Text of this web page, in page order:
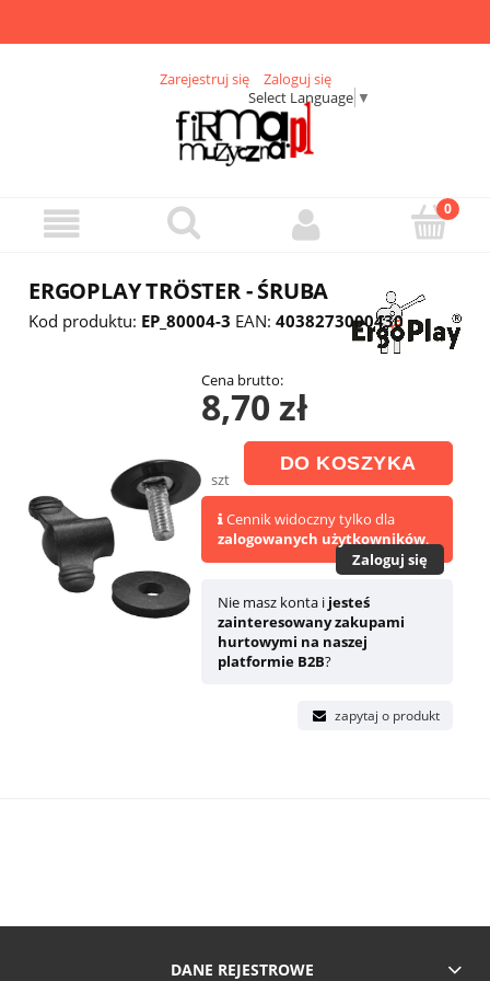
Zarejestruj się
Zaloguj się
Select Language ▼
ERGOPLAY TRÖSTER - ŚRUBA
Kod produktu: EP_80004-3 EAN: 4038273000430
Cena brutto:
8,70 zł
szt
DO KOSZYKA
Cennik widoczny tylko dla
zalogowanych użytkowników.
Zaloguj się
Nie masz konta i jesteś
zainteresowany zakupami
hurtowymi na naszej
platformie B2B?
zapytaj o produkt
DANE REJESTROWE